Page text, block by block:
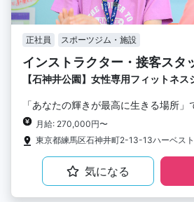
正社員 スポーツジム・施設
インストラクター・接客スタ
【石神井公園】女性専用フィットネス
「あなたの輝きが最高に生きる場所」
月給: 270,000円〜
東京都練馬区石神井町2-13-13ハーベス
気になる